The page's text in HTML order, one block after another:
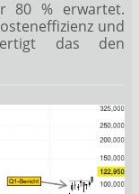
80 % erwartet.
und
das den